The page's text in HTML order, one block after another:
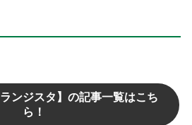
ンジスタ】の記事一覧はこち
ら！